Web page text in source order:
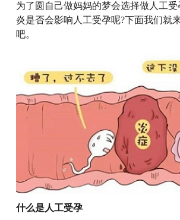
为了圆自己做妈妈的梦会选择做人工
炎是否会影响人工受孕呢?下面我们就
吧。
什么是人工受孕